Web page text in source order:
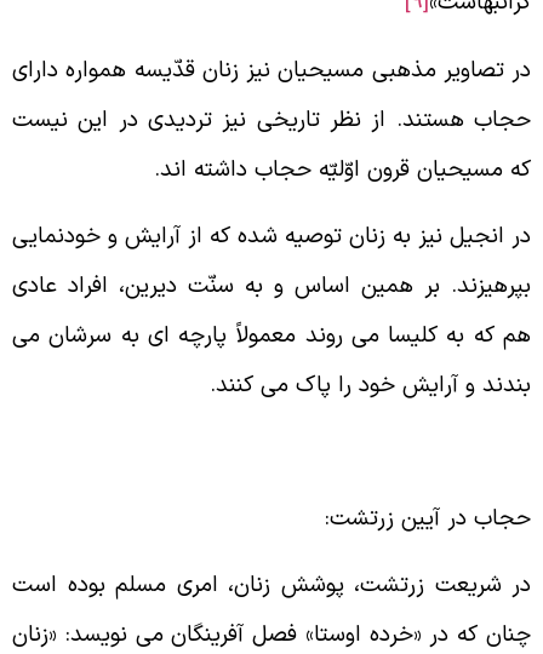
تصاویر مذهبی مسیحیان نیز زنان قدّیسه همواره دارای
هستند. از نظر تاریخی نیز تردیدی در این نیست
مسیحیان قرون اوّلیّه حجاب داشته اند.
انجیل نیز به زنان توصیه شده که از آرایش و خودنمایی
بر همین اساس و به سنّت دیرین، افراد عادی
که به کلیسا می روند معمولاً پارچه ای به سرشان می
و آرایش خود را پاک می کنند.
در آیین زرتشت:
شریعت زرتشت، پوشش زنان، امری مسلم بوده است
که در «خرده اوستا» فصل آفرینگان می نویسد: «زنان